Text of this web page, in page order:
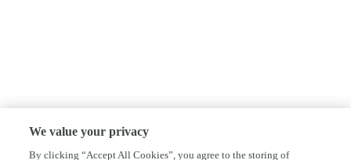
We value your privacy
By clicking “Accept All Cookies”, you agree to the storing of